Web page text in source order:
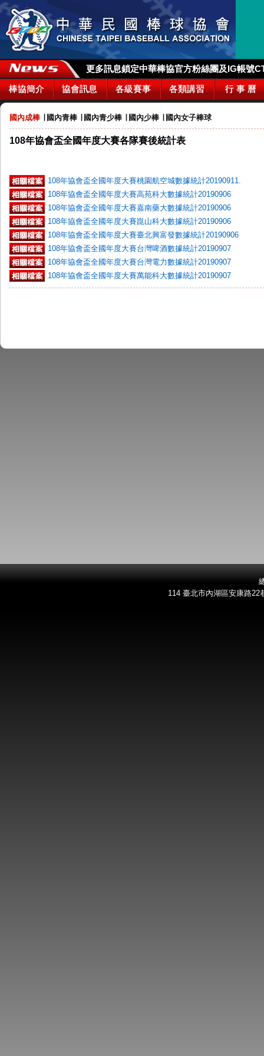
更多訊息鎖定中華棒協官方粉絲團及IG帳號
棒協簡介 協會訊息 各級賽事 各類講習 行 事 曆
國內成棒 國內青棒 國內青少棒 國內少棒 國內女子棒球
108年協會盃全國年度大賽各隊賽後統計表
108年協會盃全國年度大賽桃園航空城數據統計20190911.
108年協會盃全國年度大賽高苑科大數據統計20190906
108年協會盃全國年度大賽嘉南藥大數據統計20190906
108年協會盃全國年度大賽崑山科大數據統計20190906
108年協會盃全國年度大賽臺北興富發數據統計20190906
108年協會盃全國年度大賽台灣啤酒數據統計20190907
108年協會盃全國年度大賽台灣電力數據統計20190907
108年協會盃全國年度大賽萬能科大數據統計20190907
114 臺北市內湖區安康路22